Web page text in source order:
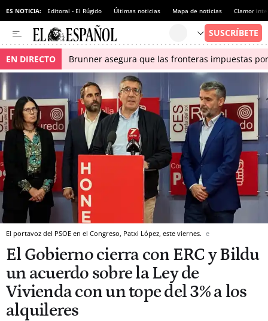
ES NOTICIA: Editoral - El Rúgido Últimas noticias Mapa de noticias Clamor
EN DIRECTO Brunner asegura que las fronteras impuestas
El portavoz del PSOE en el Congreso, Patxi López, este viernes. e
El Gobierno cierra con ERC y Bildu
un acuerdo sobre la Ley de
Vivienda con un tope del 3% a los
alquileres